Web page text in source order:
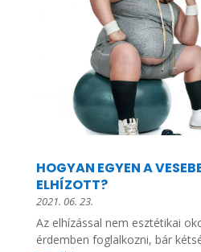
HOGYAN EGYEN A
ELHÍZOTT?
2021. 06. 23.
Az elhízással nem esztétikai
érdemben foglalkozni, bár